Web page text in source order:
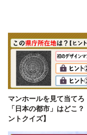
マンホールを見て当てろ
「日本の都市」はどこ？
ントクイズ】